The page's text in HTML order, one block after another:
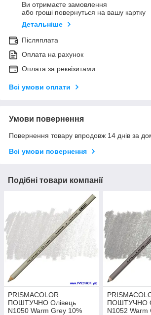
Ви отримаєте замовлення
або гроші повернуться на вашу картку
Детальніше
Післяплата
Оплата на рахунок
Оплата за реквізитами
Всі умови оплати
Умови повернення
Повернення товару впродовж 14 днів за
Всі умови повернення
Подібні товари компанії
PRISMACOLOR
ПОШТУЧНО Олівець
N1050 Warm Grey 10%
ПОШТУЧНО
N1052 Warm